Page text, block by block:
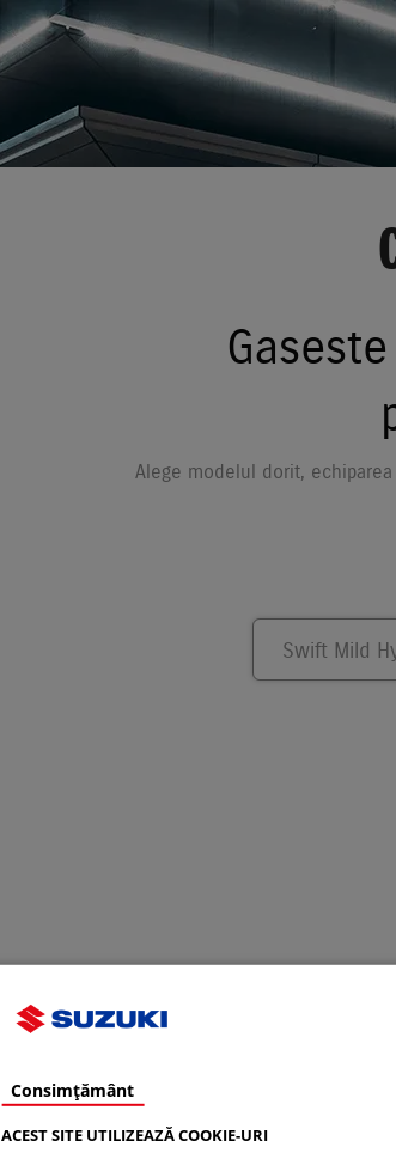
Consimțământ
ACEST SITE UTILIZEAZĂ COOKIE-URI
Alege modelul dorit,